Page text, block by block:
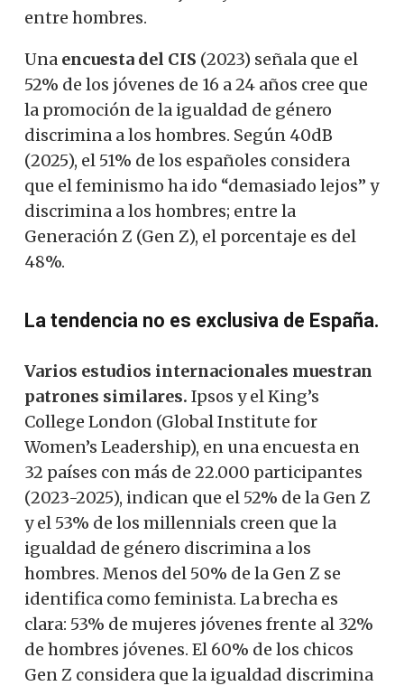
entre hombres.
Una encuesta del CIS (2023) señala que el
52% de los jóvenes de 16 a 24 años cree que
la promoción de la igualdad de género
discrimina a los hombres. Según 40dB
(2025), el 51% de los españoles considera
que el feminismo ha ido “demasiado lejos” y
discrimina a los hombres; entre la
Generación Z (Gen Z), el porcentaje es del
48%.
La tendencia no es exclusiva de España.
Varios estudios internacionales muestran
patrones similares. Ipsos y el King’s
College London (Global Institute for
Women’s Leadership), en una encuesta en
32 países con más de 22.000 participantes
(2023-2025), indican que el 52% de la Gen Z
y el 53% de los millennials creen que la
igualdad de género discrimina a los
hombres. Menos del 50% de la Gen Z se
identifica como feminista. La brecha es
clara: 53% de mujeres jóvenes frente al 32%
de hombres jóvenes. El 60% de los chicos
Gen Z considera que la igualdad discrimina